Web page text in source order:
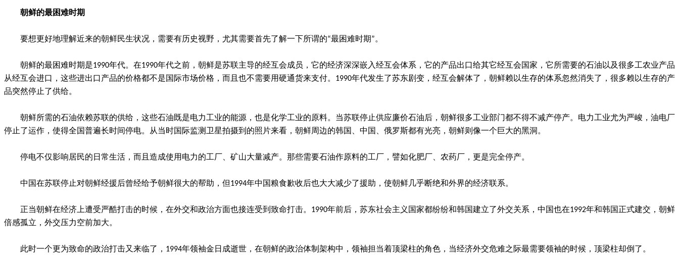
朝鲜的最困难时期
要想更好地理解近来的朝鲜民生状况，需要有历史视野，尤其需要首先了解一下所谓的“最困难时期”。
朝鲜的最困难时期是1990年代。在1990年代之前，朝鲜是苏联主导的经互会成员，它的经济深深嵌入经互会体系，它的产品出口给其它经互会国家，它所需要的石油以及很多工农业产品
从经互会进口，这些进出口产品的价格都不是国际市场价格，而且也不需要用硬通货来支付。1990年代发生了苏东剧变，经互会解体了，朝鲜赖以生存的体系忽然消失了，很多赖以生存的产
品突然停止了供给。
朝鲜所需的石油依赖苏联的供给，这些石油既是电力工业的能源，也是化学工业的原料。当苏联停止供应廉价石油后，朝鲜很多工业部门都不得不减产停产。电力工业尤为严峻，油电厂
停止了运作，使得全国普遍长时间停电。从当时国际监测卫星拍摄到的照片来看，朝鲜周边的韩国、中国、俄罗斯都有光亮，朝鲜则像一个巨大的黑洞。
停电不仅影响居民的日常生活，而且造成使用电力的工厂、矿山大量减产。那些需要石油作原料的工厂，譬如化肥厂、农药厂，更是完全停产。
中国在苏联停止对朝鲜经援后曾经给予朝鲜很大的帮助，但1994年中国粮食歉收后也大大减少了援助，使朝鲜几乎断绝和外界的经济联系。
正当朝鲜在经济上遭受严酷打击的时候，在外交和政治方面也接连受到致命打击。1990年前后，苏东社会主义国家都纷纷和韩国建立了外交关系，中国也在1992年和韩国正式建交，朝鲜
倍感孤立，外交压力空前加大。
此时一个更为致命的政治打击又来临了，1994年领袖金日成逝世，在朝鲜的政治体制架构中，领袖担当着顶梁柱的角色，当经济外交危难之际最需要领袖的时候，顶梁柱却倒了。